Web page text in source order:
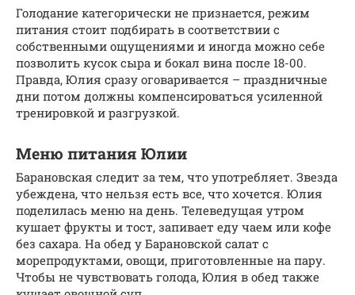
Голодание категорически не признается, режим
питания стоит подбирать в соответствии с
собственными ощущениями и иногда можно себе
позволить кусок сыра и бокал вина после 18-00.
Правда, Юлия сразу оговаривается – праздничные
дни потом должны компенсироваться усиленной
тренировкой и разгрузкой.
Меню питания Юлии
Барановская следит за тем, что употребляет. Звезда
убеждена, что нельзя есть все, что хочется. Юлия
поделилась меню на день. Телеведущая утром
кушает фрукты и тост, запивает еду чаем или кофе
без сахара. На обед у Барановской салат с
морепродуктами, овощи, приготовленные на пару.
Чтобы не чувствовать голода, Юлия в обед также